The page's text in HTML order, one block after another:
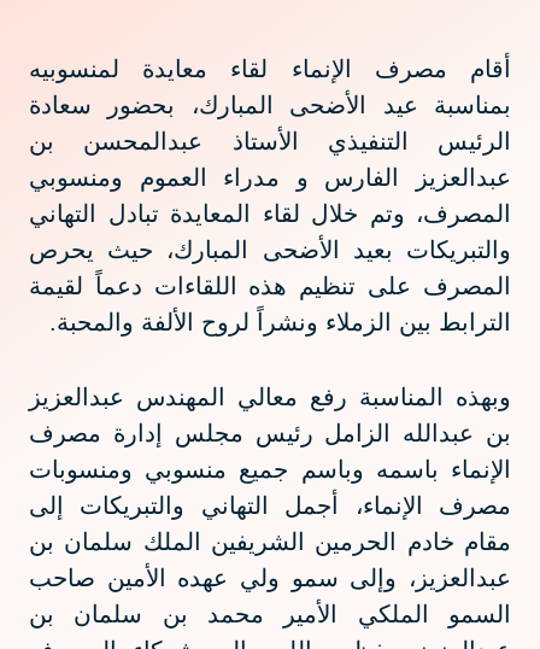
أقام مصرف الإنماء لقاء معايدة لمنسوبيه
بمناسبة عيد الأضحى المبارك، بحضور سعادة
الرئيس التنفيذي الأستاذ عبدالمحسن بن
عبدالعزيز الفارس و مدراء العموم ومنسوبي
المصرف، وتم خلال لقاء المعايدة تبادل التهاني
والتبريكات بعيد الأضحى المبارك، حيث يحرص
المصرف على تنظيم هذه اللقاءات دعماً لقيمة
الترابط بين الزملاء ونشراً لروح الألفة والمحبة.
وبهذه المناسبة رفع معالي المهندس عبدالعزيز
بن عبدالله الزامل رئيس مجلس إدارة مصرف
الإنماء باسمه وباسم جميع منسوبي ومنسوبات
مصرف الإنماء، أجمل التهاني والتبريكات إلى
مقام خادم الحرمين الشريفين الملك سلمان بن
عبدالعزيز، وإلى سمو ولي عهده الأمين صاحب
السمو الملكي الأمير محمد بن سلمان بن